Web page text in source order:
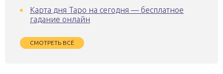
Карта дня Таро на сегодня — бесплатное
гадание онлайн
СМОТРЕТЬ ВСЁ